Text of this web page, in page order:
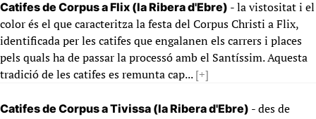
Catifes de Corpus a Flix (la Ribera d'Ebre) - la vistositat i el
color és el que caracteritza la festa del Corpus Christi a Flix,
identificada per les catifes que engalanen els carrers i places
pels quals ha de passar la processó amb el Santíssim. Aquesta
tradició de les catifes es remunta cap...[+]
Catifes de Corpus a Tivissa (la Ribera d'Ebre) - des de